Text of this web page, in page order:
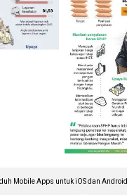
Mobile Apps untuk iOS dan Android